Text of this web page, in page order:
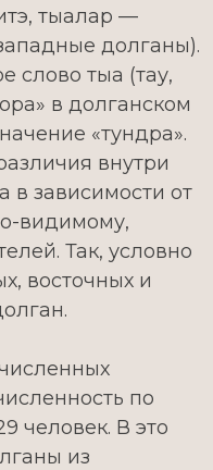
тыалар —
долганы).
слово тыа (тау,
в долганском
«тундра».
внутри
в зависимости от
видимому,
Так, условно
восточных и
по
человек. В это
из